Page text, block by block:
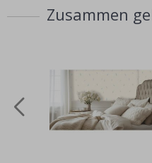
Zusammen